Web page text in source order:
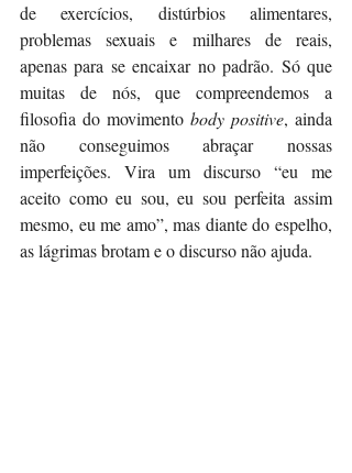
de exercícios, distúrbios alimentares,
problemas sexuais e milhares de reais,
apenas para se encaixar no padrão. Só que
muitas de nós, que compreendemos a
filosofia do movimento body positive, ainda
não conseguimos abraçar nossas
imperfeições. Vira um discurso “eu me
aceito como eu sou, eu sou perfeita assim
mesmo, eu me amo”, mas diante do espelho,
as lágrimas brotam e o discurso não ajuda.